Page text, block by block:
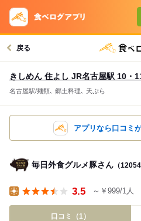
戻る
きしめん 住よし JR名古屋駅 10・
名古屋駅/麺類､ 郷土料理､ 天ぷら
アプリなら口コミ
毎日外食グルメ豚さん （
3.5 ～￥999/1人
口コミ（1）